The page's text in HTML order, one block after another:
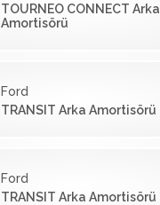
TOURNEO CONNECT Arka
Amortisörü
Ford
TRANSIT Arka Amortisörü
Ford
TRANSIT Arka Amortisörü